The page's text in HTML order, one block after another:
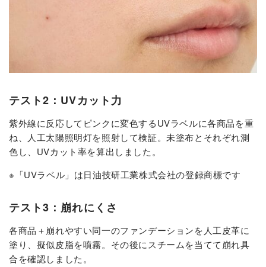
テスト2：UVカット力
紫外線に反応してピンクに変色するUVラベルに各商品を重
ね、人工太陽照明灯を照射して検証。未塗布とそれぞれ測
色し、UVカット率を算出しました。
※「UVラベル」は日油技研工業株式会社の登録商標です
テスト3：崩れにくさ
各商品＋崩れやすい同一のファンデーションを人工皮革に
塗り、擬似皮脂を噴霧。その後にスチームを当てて崩れ具
合を確認しました。